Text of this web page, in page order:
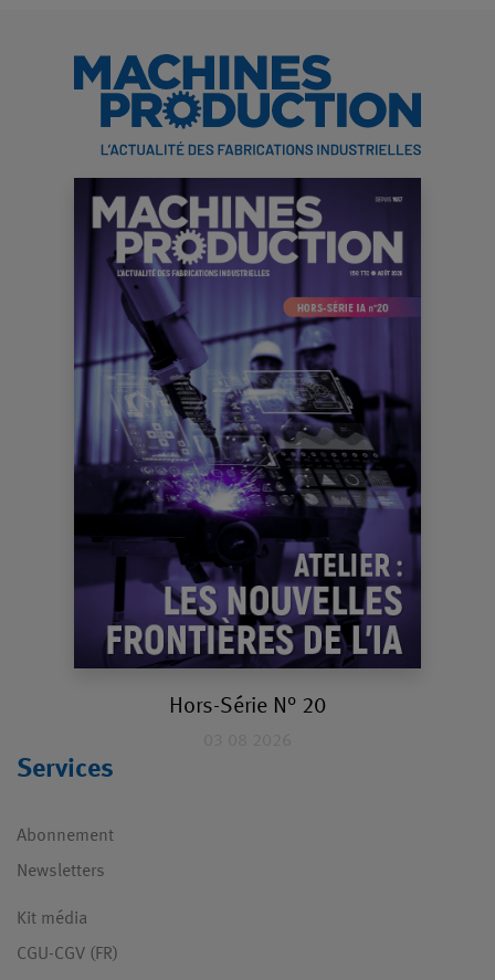
Hors-Série N° 20
Services
Abonnement
Newsletters
Kit média
CGU-CGV (FR)